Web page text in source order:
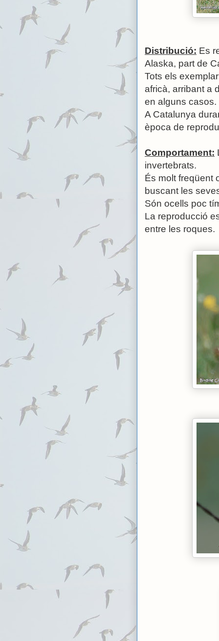
Distribució: Es
Alaska, part de
Tots els
africà, arribant a
en alguns casos.
A Catalunya
època de
Comportament:
invertebrats.
És molt freqüent
buscant les
Són ocells poc
La reproducció
entre les roques.